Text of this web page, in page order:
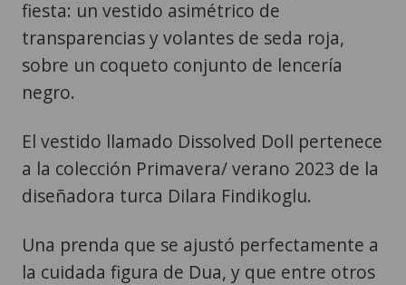
fiesta: un vestido asimétrico de
transparencias y volantes de seda roja,
sobre un coqueto conjunto de lencería
negro.
El vestido llamado Dissolved Doll pertenece
a la colección Primavera/ verano 2023 de la
diseñadora turca Dilara Findikoglu.
Una prenda que se ajustó perfectamente a
la cuidada figura de Dua, y que entre otros